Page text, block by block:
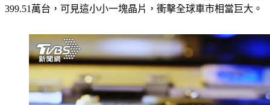
晶片短缺，累計減產規模315.61萬台，預計全年減產規模將為